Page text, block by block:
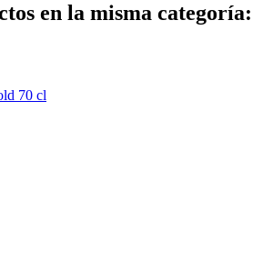
en la misma categoría: